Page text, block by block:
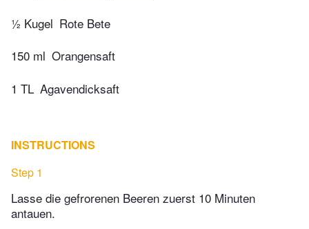
½ Kugel Rote Bete
150 ml Orangensaft
1 TL Agavendicksaft
INSTRUCTIONS
Step 1
Lasse die gefrorenen Beeren zuerst 10 Minuten
antauen.